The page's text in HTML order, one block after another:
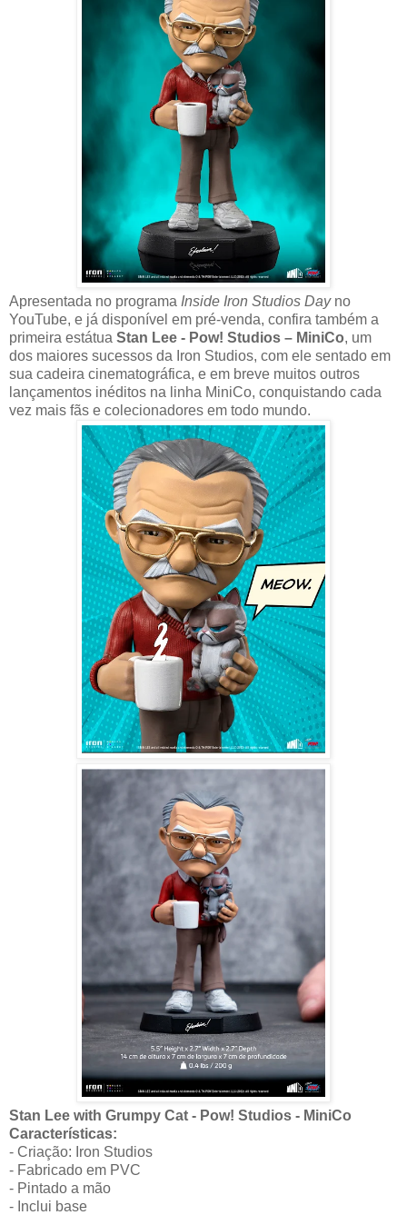
Apresentada no programa Inside Iron Studios Dayno
YouTube, e já disponível em pré-venda, confira também a
primeira estátua Stan Lee - Pow! Studios – MiniCo, um
dos maiores sucessos da Iron Studios, com ele sentado em
sua cadeira cinematográfica, e em breve muitos outros
lançamentos inéditos na linha MiniCo, conquistando cada
vez mais fãs e colecionadores em todo mundo.
Stan Lee with Grumpy Cat - Pow! Studios - MiniCo
Características:
- Criação: Iron Studios
- Fabricado em PVC
- Pintado a mão
- Inclui base